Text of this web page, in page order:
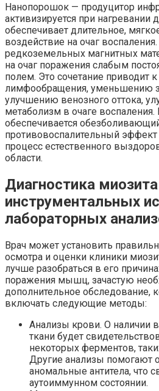
Нанопорошок — продуцитор
активизируется при нагревании
обеспечивает длительное,
воздействие на очаг
редкоземельных магнитных
на очаг поражения слабым
полем. Это сочетание приводит
лимфообращения, уменьшению
улучшению венозного оттока,
метаболизм в очаге воспаления.
обеспечивается
противовоспалительный эффект
процесс естественного
области.
Диагностика
инструментальных
лабораторных
Врач может установить
осмотра и оценки клиники
лучше разобраться в его
поражения мышц, зачастую
дополнительное обследование,
включать следующие методы:
Анализы крови. О наличии
ткани будет
некоторых ферментов,
Другие анализы помогают
аномальные антитела, что
аутоиммунном состоянии.